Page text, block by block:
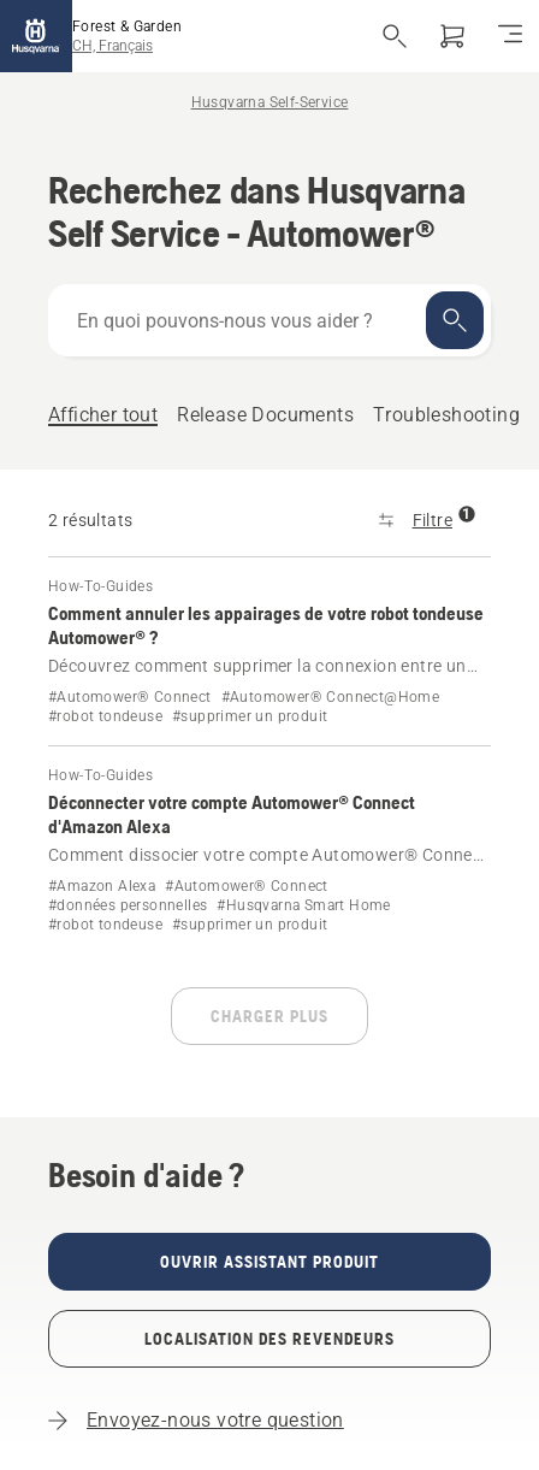
Forest & Garden
CH, Français
Husqvarna Self-Service
Recherchez dans Husqvarna
Self Service - Automower®
quoi
vous
Afficher tout Release Documents Troubleshooting
2 résultats Filtre 1
How-To-Guides
Comment annuler les appairages de votre robot tondeuse
Automower® ?
Découvrez comment supprimer la connexion entre un
compte Automower® Connect et un robot tondeuse
Automower®.
#Automower® Connect
#Automower® Connect@Home
#robot tondeuse #supprimer un produit
How-To-Guides
Déconnecter votre compte Automower® Connect
d'Amazon Alexa
Comment dissocier votre compte Automower® Connect
d'Amazon Alexa ?
#Amazon Alexa #Automower® Connect
#données personnelles
#Husqvarna Smart Home
#robot tondeuse #supprimer un produit
CHARGER PLUS
Besoin d'aide ?
OUVRIR ASSISTANT PRODUIT
LOCALISATION DES REVENDEURS
Envoyez-nous votre question